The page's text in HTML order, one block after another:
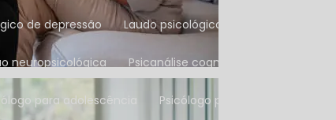
de depressão Laudo psicológico infantil
neuropsicológica Psicanálise cognitivo comportamental
para adolescência Psicólogo para casais